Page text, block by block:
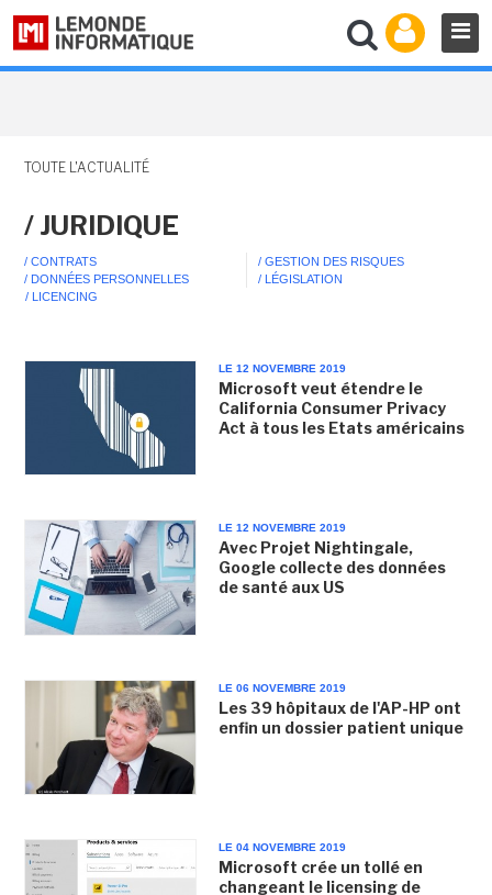
TOUTE L'ACTUALITÉ
/ JURIDIQUE
/ CONTRATS
/ DONNÉES PERSONNELLES
/ GESTION DES RISQUES
/ LÉGISLATION
/ LICENCING
LE 12 NOVEMBRE 2019
Microsoft veut étendre le
California Consumer Privacy
Act à tous les Etats américains
LE 12 NOVEMBRE 2019
Avec Projet Nightingale,
Google collecte des données
de santé aux US
LE 06 NOVEMBRE 2019
Les 39 hôpitaux de l'AP-HP ont
enfin un dossier patient unique
LE 04 NOVEMBRE 2019
Microsoft crée un tollé en
changeant le licensing de